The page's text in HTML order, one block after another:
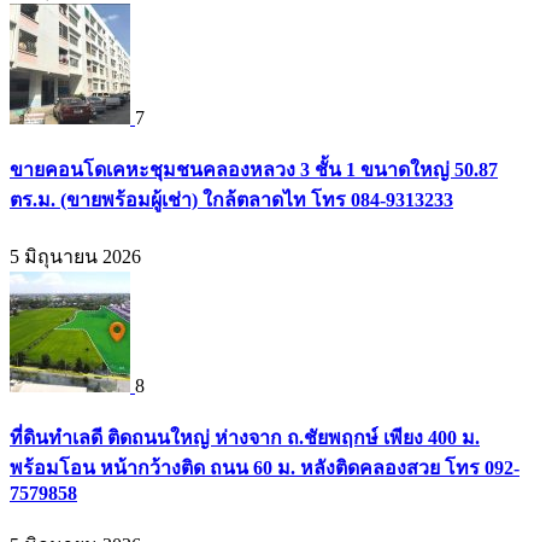
7
ขายคอนโดเคหะชุมชนคลองหลวง 3 ชั้น 1 ขนาดใหญ่ 50.87
ตร.ม. (ขายพร้อมผู้เช่า) ใกล้ตลาดไท โทร 084-9313233
5 มิถุนายน 2026
8
ที่ดินทำเลดี ติดถนนใหญ่ ห่างจาก ถ.ชัยพฤกษ์ เพียง 400 ม.
พร้อมโอน หน้ากว้างติด ถนน 60 ม. หลังติดคลองสวย โทร 092-
7579858